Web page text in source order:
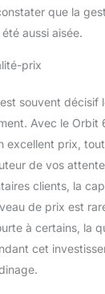
que la
aussi aisée.
prix
souvent décisif
Avec le Orbit
excellent prix,
de vos
clients, la
de prix est
à certains, la
cet